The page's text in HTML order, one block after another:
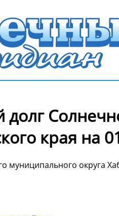
края на
округа